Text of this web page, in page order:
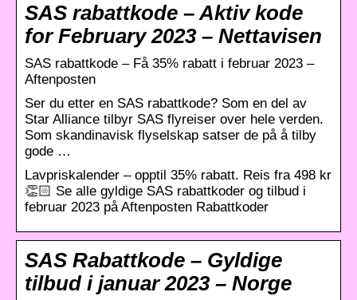
SAS rabattkode – Aktiv kode
for February 2023 – Nettavisen
SAS rabattkode – Få 35% rabatt i februar 2023 –
Aftenposten
Ser du etter en SAS rabattkode? Som en del av
Star Alliance tilbyr SAS flyreiser over hele verden.
Som skandinavisk flyselskap satser de på å tilby
gode …
Lavpriskalender – opptil 35% rabatt. Reis fra 498 kr
👏🏻 Se alle gyldige SAS rabattkoder og tilbud i
februar 2023 på Aftenposten Rabattkoder
SAS Rabattkode – Gyldige
tilbud i januar 2023 – Norge